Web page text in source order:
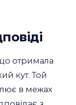
отримала
кут. Той
в межах